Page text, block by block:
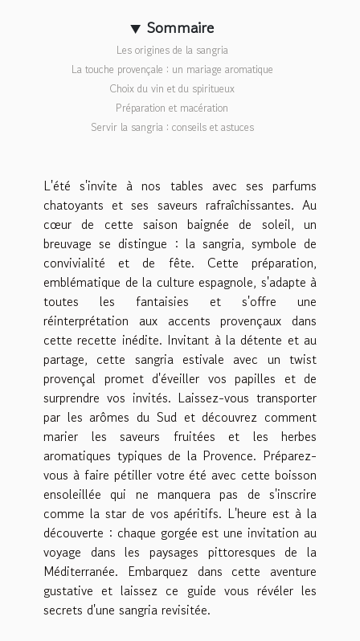
Sommaire
Les origines de la sangria
La touche provençale : un mariage aromatique
Choix du vin et du spiritueux
Préparation et macération
Servir la sangria : conseils et astuces
L'été s'invite à nos tables avec ses parfums
chatoyants et ses saveurs rafraîchissantes. Au
cœur de cette saison baignée de soleil, un
breuvage se distingue : la sangria, symbole de
convivialité et de fête. Cette préparation,
emblématique de la culture espagnole, s'adapte à
toutes les fantaisies et s'offre une
réinterprétation aux accents provençaux dans
cette recette inédite. Invitant à la détente et au
partage, cette sangria estivale avec un twist
provençal promet d'éveiller vos papilles et de
surprendre vos invités. Laissez-vous transporter
par les arômes du Sud et découvrez comment
marier les saveurs fruitées et les herbes
aromatiques typiques de la Provence. Préparez-
vous à faire pétiller votre été avec cette boisson
ensoleillée qui ne manquera pas de s'inscrire
comme la star de vos apéritifs. L'heure est à la
découverte : chaque gorgée est une invitation au
voyage dans les paysages pittoresques de la
Méditerranée. Embarquez dans cette aventure
gustative et laissez ce guide vous révéler les
secrets d'une sangria revisitée.